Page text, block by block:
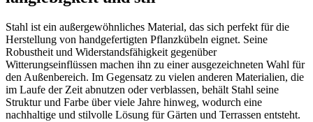
Stahl ist ein außergewöhnliches Material, das sich perfekt für die
Herstellung von handgefertigten Pflanzkübeln eignet. Seine
Robustheit und Widerstandsfähigkeit gegenüber
Witterungseinflüssen machen ihn zu einer ausgezeichneten Wahl für
den Außenbereich. Im Gegensatz zu vielen anderen Materialien, die
im Laufe der Zeit abnutzen oder verblassen, behält Stahl seine
Struktur und Farbe über viele Jahre hinweg, wodurch eine
nachhaltige und stilvolle Lösung für Gärten und Terrassen entsteht.